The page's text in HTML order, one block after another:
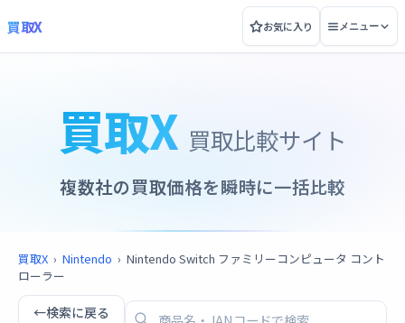
買取X お気に入り メニュー
買取X 買取比較サイト
複数社の買取価格を瞬時に一括比較
買取X › Nintendo › Nintendo Switch ファミリーコンピュータ コント
ローラー
←検索に戻る